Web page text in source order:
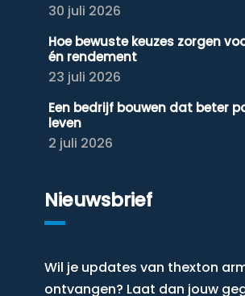
30 juli 2026
Hoe bewuste keuzes zorgen
én rendement
23 juli 2026
Een bedrijf bouwen dat beter
leven
2 juli 2026
Nieuwsbrief
Wil je updates van thexton
ontvangen? Laat dan jouw